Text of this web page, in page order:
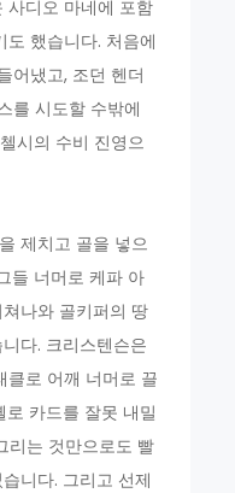
사디오 마네에 포함
했습니다. 처음에
어냈고, 조던 헨더
를 시도할 수밖에
시의 수비 진영으
제치고 골을 넣으
들 너머로 케파 아
나와 골키퍼의 땅
다. 크리스텐슨은
클로 어깨 너머로 끌
카드를 잘못 내밀
리는 것만으로도 빨
니다. 그리고 선제